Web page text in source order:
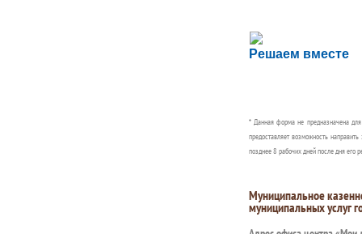
Решаем вместе
Сложности с
Сообщите об этом
* Данная форма не предназначена
предоставляет возможность
позднее 8 рабочих дней после дня его
Муниципальное
муниципальных услуг